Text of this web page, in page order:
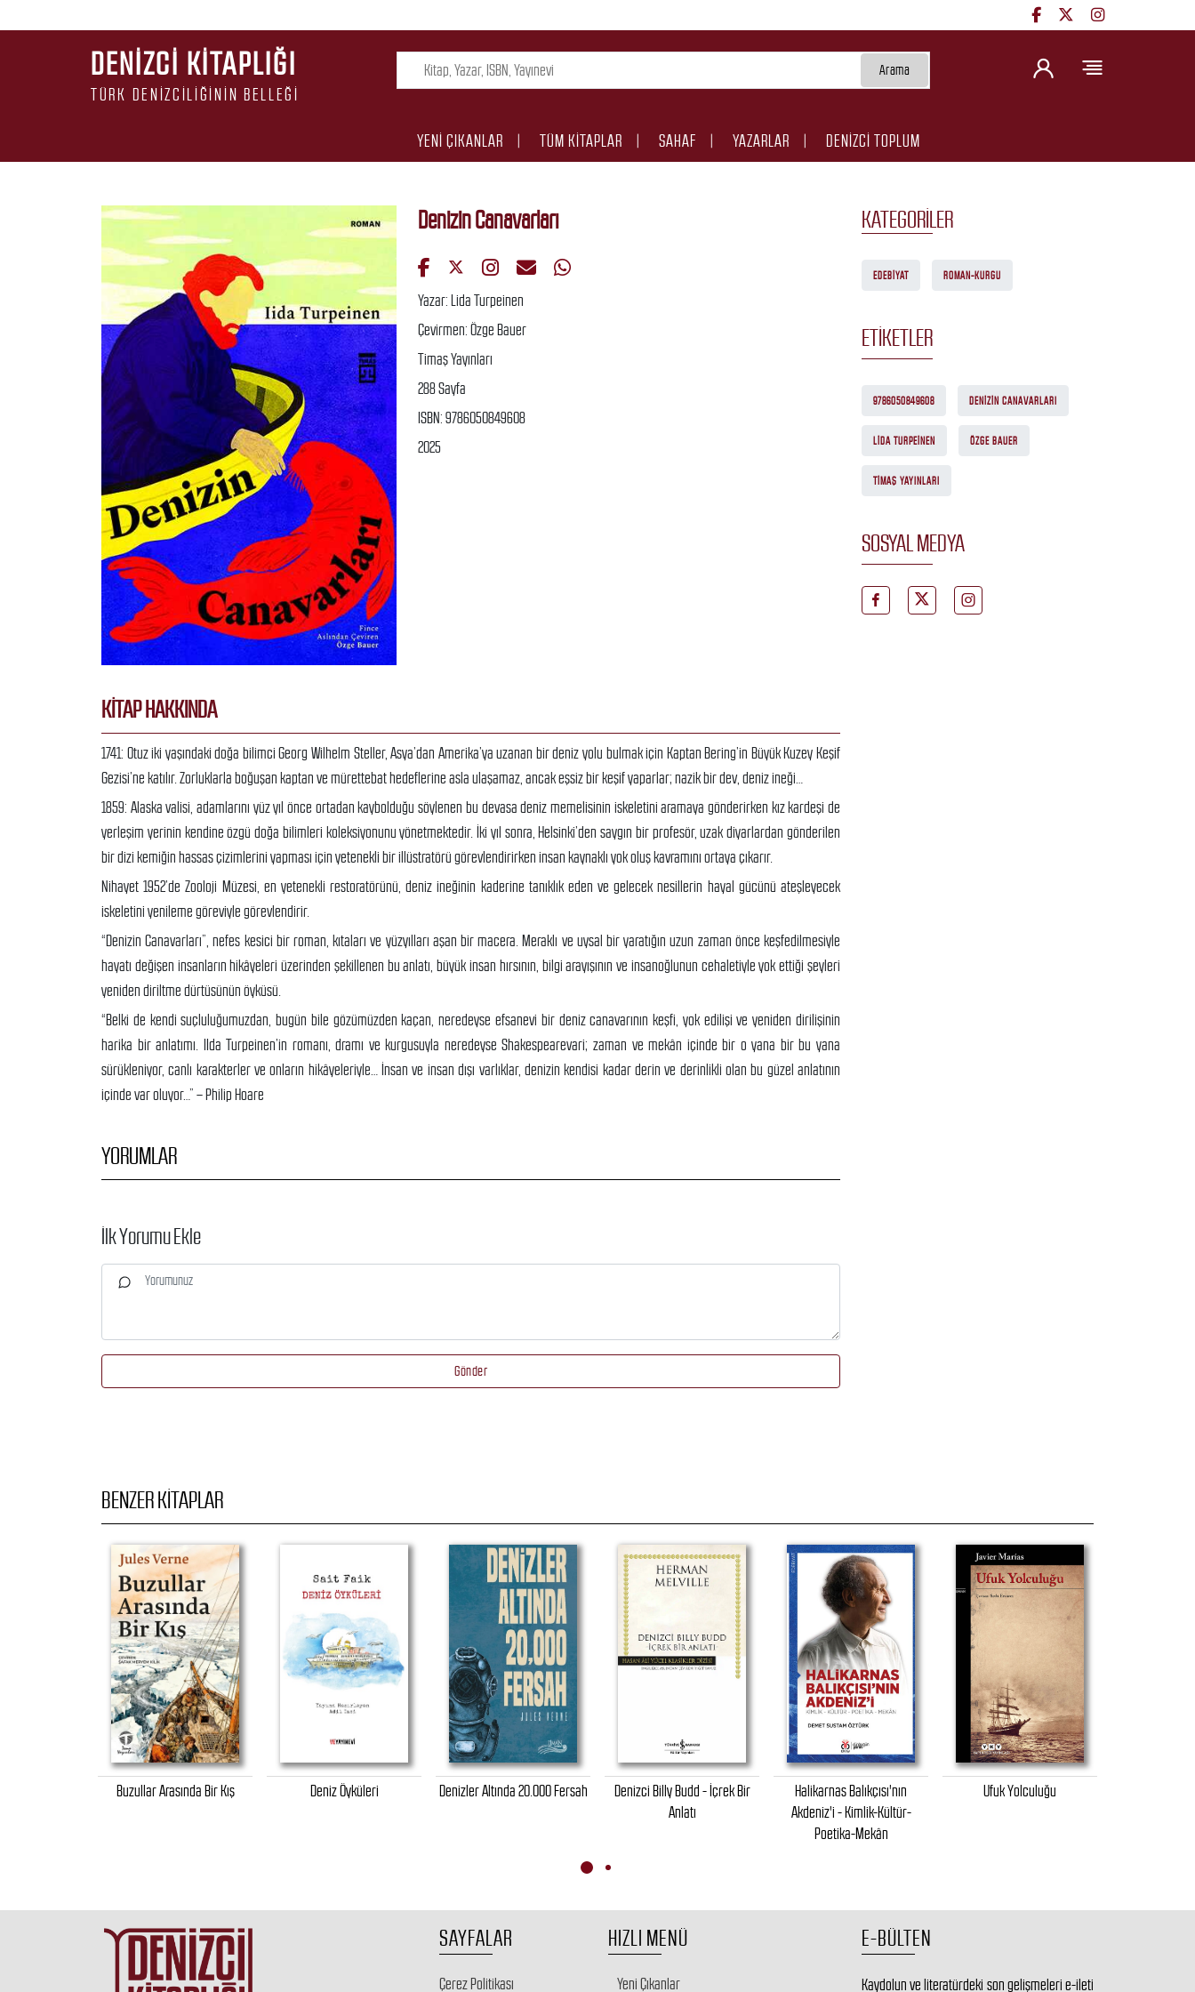
DENIZCI KITAPLIĞI
TÜRK DENIZCILIĞININ BELLEĞI
Arama
YENI ÇIKANLAR TÜM KITAPLAR SAHAF YAZARLAR DENİZCİ TOPLUM
Denizin Canavarları
Yazar: Lida Turpeinen
Çevirmen: Özge Bauer
Timaş Yayınları
288 Sayfa
ISBN: 9786050849608
2025
KITAP HAKKINDA
1741: Otuz iki yaşındaki doğa bilimci Georg Wilhelm Steller, Asya’dan Amerika’ya uzanan bir deniz yolu bulmak için Kaptan Bering’in Büyük Kuzey Keşif
Gezisi’ne katılır. Zorluklarla boğuşan kaptan ve mürettebat hedeflerine asla ulaşamaz, ancak eşsiz bir keşif yaparlar; nazik bir dev, deniz ineği…
1859: Alaska valisi, adamlarını yüz yıl önce ortadan kaybolduğu söylenen bu devasa deniz memelisinin iskeletini aramaya gönderirken kız kardeşi de
yerleşim yerinin kendine özgü doğa bilimleri koleksiyonunu yönetmektedir. İki yıl sonra, Helsinki’den saygın bir profesör, uzak diyarlardan gönderilen
bir dizi kemiğin hassas çizimlerini yapması için yetenekli bir illüstratörü görevlendirirken insan kaynaklı yok oluş kavramını ortaya çıkarır.
Nihayet 1952’de Zooloji Müzesi, en yetenekli restoratörünü, deniz ineğinin kaderine tanıklık eden ve gelecek nesillerin hayal gücünü ateşleyecek
iskeletini yenileme göreviyle görevlendirir.
“Denizin Canavarları”, nefes kesici bir roman, kıtaları ve yüzyılları aşan bir macera. Meraklı ve uysal bir yaratığın uzun zaman önce keşfedilmesiyle
hayatı değişen insanların hikâyeleri üzerinden şekillenen bu anlatı, büyük insan hırsının, bilgi arayışının ve insanoğlunun cehaletiyle yok ettiği şeyleri
yeniden diriltme dürtüsünün öyküsü.
“Belki de kendi suçluluğumuzdan, bugün bile gözümüzden kaçan, neredeyse efsanevi bir deniz canavarının keşfi, yok edilişi ve yeniden dirilişinin
harika bir anlatımı. IIda Turpeinen’in romanı, dramı ve kurgusuyla neredeyse Shakespearevari; zaman ve mekân içinde bir o yana bir bu yana
sürükleniyor, canlı karakterler ve onların hikâyeleriyle… İnsan ve insan dışı varlıklar, denizin kendisi kadar derin ve derinlikli olan bu güzel anlatının
içinde var oluyor…” – Philip Hoare
YORUMLAR
İlk Yorumu Ekle
Gönder
KATEGORILER
EDEBIYAT ROMAN-KURGU
ETIKETLER
9786050849608 DENIZIN CANAVARLARI
LIDA TURPEINEN ÖZGE BAUER
TIMAŞ YAYINLARI
SOSYAL MEDYA
BENZER KITAPLAR
Buzullar Arasında Bir Kış Deniz Öyküleri Denizler Altında 20.000 Fersah
Denizci Billy Budd - İçrek Bir
Anlatı
Halikarnas Balıkçısı'nın
Akdeniz'i - Kimlik-Kültür-
Poetika-Mekân
Ufuk Yolculuğu
SAYFALAR
Çerez Politikası
HIZLI MENÜ
Yeni Çıkanlar
E-BÜLTEN
Kaydolun ve literatürdeki son gelişmeleri e-ileti